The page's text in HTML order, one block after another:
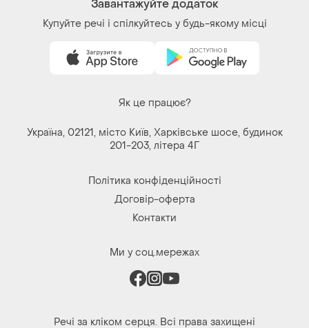
Завантажуйте додаток
Купуйте речі і спілкуйтесь у будь-якому місці
Як це працює?
Україна, 02121, місто Київ, Харківське шосе, будинок
201-203, літера 4Г
Політика конфіденційності
Договір-оферта
Контакти
Ми у соц.мережах
Речі за кліком серця. Всі права захищені